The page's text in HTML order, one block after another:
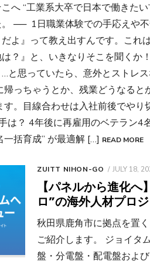
へ “工業系大卒で日本で働きた
── 1日職業体験での手応えや
よ』って教え出すんです。これ
？』と、いきなりそこを聞くか
と思っていたら、意外とストレ
帰っちゃうとか、残業どうなる
す。目線合わせは入社前後でや
は？ 4年後に再雇用のベテラン4
括育成” が最適解 […] READ MORE
ZUITT NIHON-GO
POSTED
JULY 18,
【パネルから進化
ロ”の海外人材プロ
秋田県鹿角市に拠点を置
ご紹介します。 ジョイタ
盤・分電盤・配電盤およ